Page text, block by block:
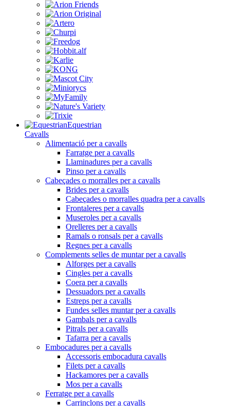
Equestrian
Cavalls
Alimentació per a cavalls
Farratge per a cavalls
Llaminadures per a cavalls
Pinso per a cavalls
Cabeçades o morralles per a cavalls
Brides per a cavalls
Cabeçades o morralles quadra per a cavalls
Frontaleres per a cavalls
Museroles per a cavalls
Orelleres per a cavalls
Ramals o ronsals per a cavalls
Regnes per a cavalls
Complements selles de muntar per a cavalls
Alforges per a cavalls
Cingles per a cavalls
Coera per a cavalls
Dessuadors per a cavalls
Estreps per a cavalls
Fundes selles muntar per a cavalls
Gambals per a cavalls
Pitrals per a cavalls
Tafarra per a cavalls
Embocadures per a cavalls
Accessoris embocadura cavalls
Filets per a cavalls
Hackamores per a cavalls
Mos per a cavalls
Ferratge per a cavalls
Carrinclons per a cavalls